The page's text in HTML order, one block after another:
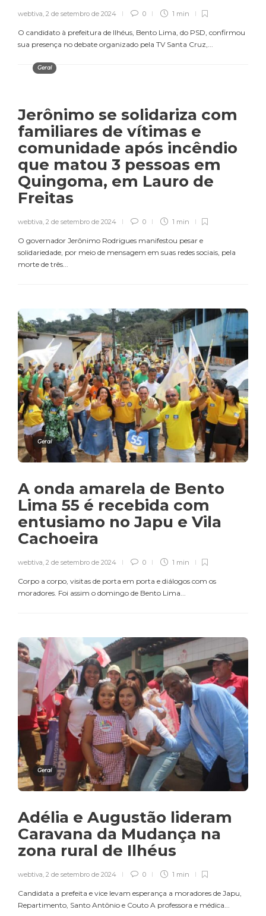
webtiva, 2 de setembro de 2024 0 1 min
O candidato à prefeitura de Ilhéus, Bento Lima, do PSD, confirmou
sua presença no debate organizado pela TV Santa Cruz,...
Geral
Jerônimo se solidariza com
familiares de vítimas e
comunidade após incêndio
que matou 3 pessoas em
Quingoma, em Lauro de
Freitas
webtiva, 2 de setembro de 2024 0 1 min
O governador Jerônimo Rodrigues manifestou pesar e
solidariedade, por meio de mensagem em suas redes sociais, pela
morte de três...
Geral
A onda amarela de Bento
Lima 55 é recebida com
entusiamo no Japu e Vila
Cachoeira
webtiva 2 de setembro de 2024 0 1 min
Corpo a corpo, visitas de porta em porta e diálogos com os
moradores. Foi assim o domingo de Bento Lima...
Geral
Adélia e Augustão lideram
Caravana da Mudança na
zona rural de Ilhéus
webtiva 2 de setembro de 2024 0 1 min
Candidata a prefeita e vice levam esperança a moradores de Japu,
Repartimento, Santo Antônio e Couto A professora e médica...